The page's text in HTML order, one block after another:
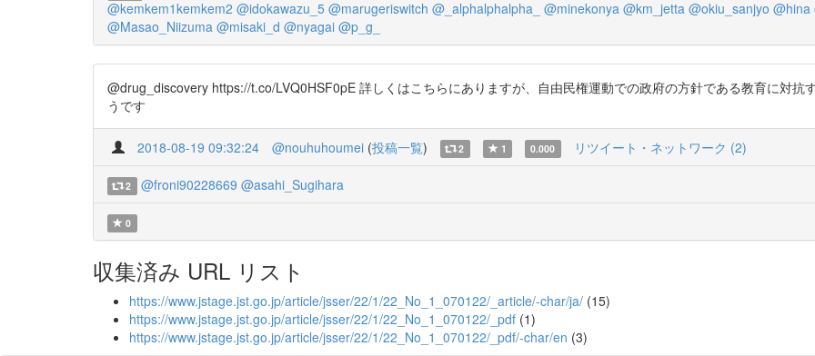
@kemkem1kemkem2 @idokawazu_5 @marugeriswitch @_alphalphalpha_ @minekonya @km_jetta @okiu_sanjyo @hina
@Masao_Niizuma @misaki_d @nyagai @p_g_
@drug_discovery https://t.co/LVQ0HSF0pE 詳しくはこちらにありますが、自由民権運動での政府の方針である教育に対抗
うです
2018-08-19 09:32:24 @nouhuhoumei (投稿一覧) 2 1 0.000 リツイート・ネットワーク (2)
2 @froni90228669 @asahi_Sugihara
0
収集済み URL リスト
https://www.jstage.jst.go.jp/article/jsser/22/1/22_No_1_070122/_article/-char/ja/ (15)
https://www.jstage.jst.go.jp/article/jsser/22/1/22_No_1_070122/_pdf (1)
https://www.jstage.jst.go.jp/article/jsser/22/1/22_No_1_070122/_pdf/-char/en (3)